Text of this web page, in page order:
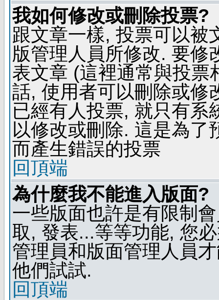
我如何修改或刪除投票?
跟文章一樣, 投票可以被
版管理人員所修改. 要修
表文章 (這裡通常與投票
話, 使用者可以刪除或修
已經有人投票, 就只有系
以修改或刪除. 這是為了
而產生錯誤的投票
回頂端
為什麼我不能進入版面?
一些版面也許是有限制
取, 發表...等等功能, 您
管理員和版面管理人員
他們試試.
回頂端